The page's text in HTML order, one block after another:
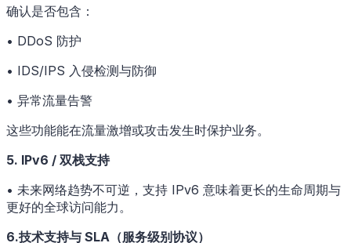
确认是否包含：
• DDoS 防护
• IDS/IPS 入侵检测与防御
• 异常流量告警
这些功能能在流量激增或攻击发生时保护业务。
5. IPv6 / 双栈支持
• 未来网络趋势不可逆，支持 IPv6 意味着更长的生命周期与
更好的全球访问能力。
6.技术支持与 SLA（服务级别协议）